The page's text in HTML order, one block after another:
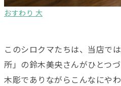
おすわり 大
このシロクマたちは、当店では
所」の鈴木美央さんがひとつづ
木彫でありながらこんなにや